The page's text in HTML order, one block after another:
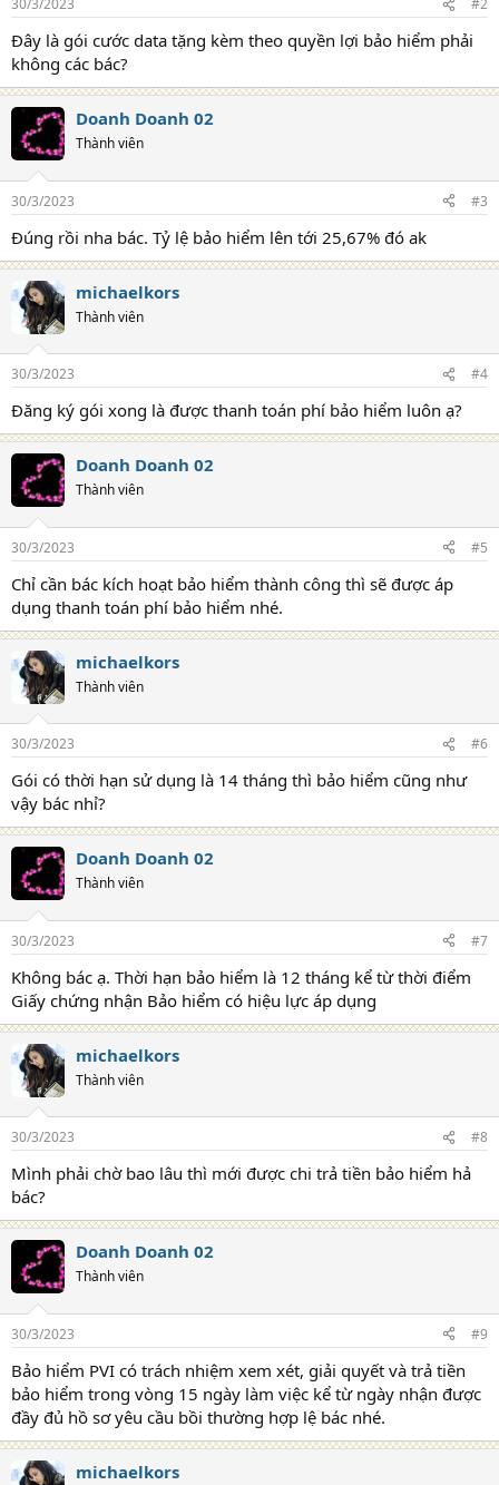
30/3/2023 #2
Đây là gói cước data tặng kèm theo quyền lợi bảo hiểm phải
không các bác?
Doanh Doanh 02
Thành viên
30/3/2023 #3
Đúng rồi nha bác. Tỷ lệ bảo hiểm lên tới 25,67% đó ak
michaelkors
Thành viên
30/3/2023 #4
Đăng ký gói xong là được thanh toán phí bảo hiểm luôn ạ?
Doanh Doanh 02
Thành viên
30/3/2023 #5
Chỉ cần bác kích hoạt bảo hiểm thành công thì sẽ được áp
dụng thanh toán phí bảo hiểm nhé.
michaelkors
Thành viên
30/3/2023 #6
Gói có thời hạn sử dụng là 14 tháng thì bảo hiểm cũng như
vậy bác nhỉ?
Doanh Doanh 02
Thành viên
30/3/2023 #7
Không bác ạ. Thời hạn bảo hiểm là 12 tháng kể từ thời điểm
Giấy chứng nhận Bảo hiểm có hiệu lực áp dụng
michaelkors
Thành viên
30/3/2023 #8
Mình phải chờ bao lâu thì mới được chi trả tiền bảo hiểm hả
bác?
Doanh Doanh 02
Thành viên
30/3/2023 #9
Bảo hiểm PVI có trách nhiệm xem xét, giải quyết và trả tiền
bảo hiểm trong vòng 15 ngày làm việc kể từ ngày nhận được
đầy đủ hồ sơ yêu cầu bồi thường hợp lệ bác nhé.
michaelkors